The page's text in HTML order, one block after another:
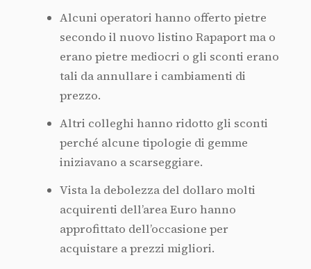
Alcuni operatori hanno offerto pietre
secondo il nuovo listino Rapaport ma o
erano pietre mediocri o gli sconti erano
tali da annullare i cambiamenti di
prezzo.
Altri colleghi hanno ridotto gli sconti
perché alcune tipologie di gemme
iniziavano a scarseggiare.
Vista la debolezza del dollaro molti
acquirenti dell’area Euro hanno
approfittato dell’occasione per
acquistare a prezzi migliori.